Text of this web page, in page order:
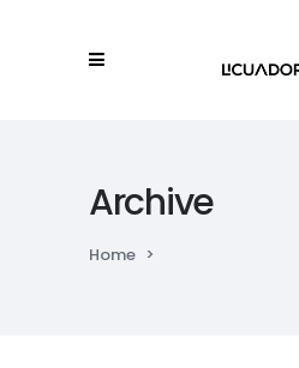
Archive
Home >